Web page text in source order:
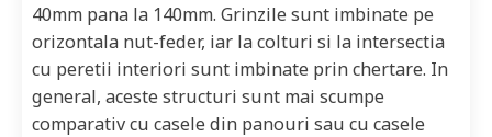
40mm pana la 140mm. Grinzile sunt imbinate pe
orizontala nut-feder, iar la colturi si la intersectia
cu peretii interiori sunt imbinate prin chertare. In
general, aceste structuri sunt mai scumpe
comparativ cu casele din panouri sau cu casele